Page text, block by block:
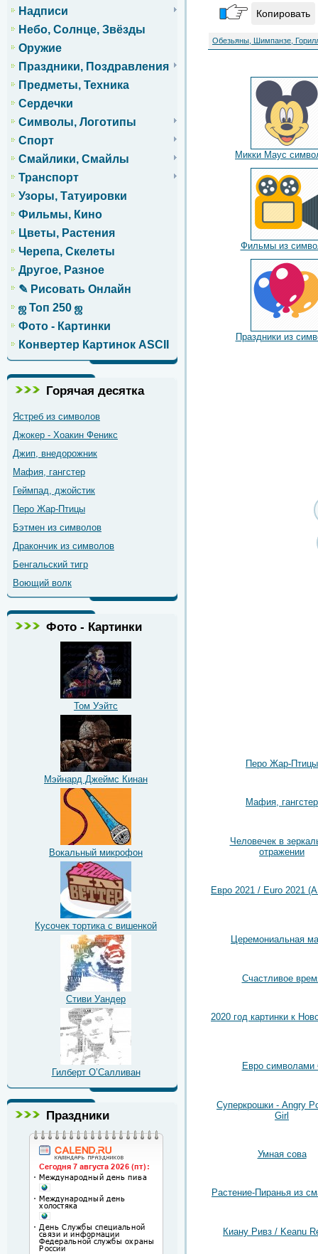
Надписи
Небо, Солнце, Звёзды
Оружие
Праздники, Поздравления
Предметы, Техника
Сердечки
Символы, Логотипы
Спорт
Смайлики, Смайлы
Транспорт
Узоры, Татуировки
Фильмы, Кино
Цветы, Растения
Черепа, Скелеты
Другое, Разное
✎ Рисовать Онлайн
ஜ Топ 250 ஜ
Фото - Картинки
Конвертер Картинок ASCII
Горячая десятка
Ястреб из символов
Джокер - Хоакин Феникс
Джип, внедорожник
Мафия, гангстер
Геймпад, джойстик
Перо Жар-Птицы
Бэтмен из символов
Дракончик из символов
Бенгальский тигр
Воющий волк
Фото - Картинки
Том Уэйтс
Мэйнард Джеймс Кинан
Вокальный микрофон
Кусочек тортика с вишенкой
Стиви Уандер
Гилберт О’Салливан
Праздники
Копировать
Обезьяны, Шимпанзе,
Микки Маус
Фильмы из
Праздники из
Перо Жар-Птицы
Мафия, гангстер
Человечек в
отражении
Евро 2021 / Euro 2021
Церемониальная
Счастливое
2020 год картинки к
Евро символами
Суперкрошки - Angry
Girl
Умная сова
Растение-Пиранья из
Киану Ривз / Keanu